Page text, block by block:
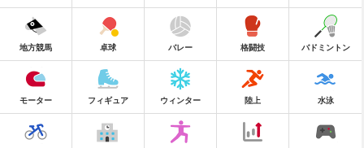
地方競馬 卓球 バレー 格闘技 バドミントン
モーター フィギュア ウィンター 陸上 水泳